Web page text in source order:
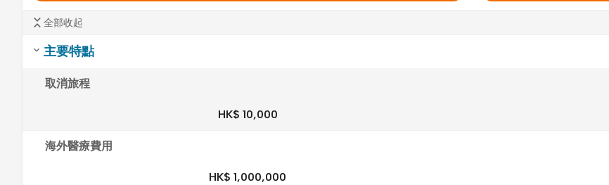
全部收起
主要特點
取消旅程
HK$ 10,000
海外醫療費用
HK$ 1,000,000